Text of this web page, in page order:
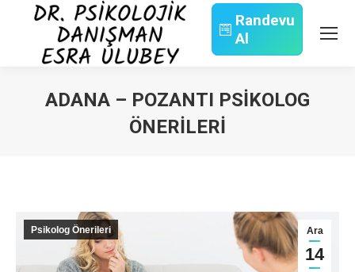
Randevu
Al
ADANA – POZANTI PSIKOLOG
ÖNERILERI
Ara
14
Psikolog Önerileri